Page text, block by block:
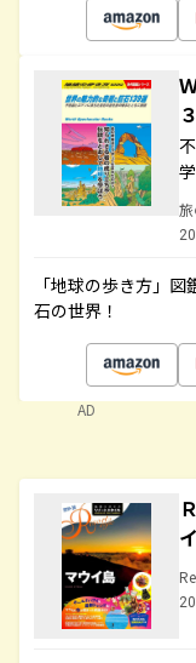
「地球の歩き方」
石の世界！
AD